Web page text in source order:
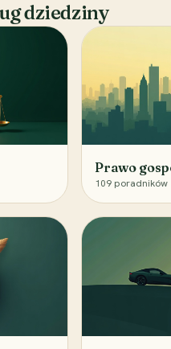
dziedziny
Prawo
109 poradników